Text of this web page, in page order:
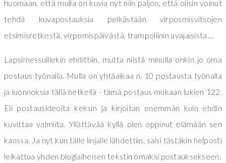
huomaan, että mulla on kuvia nyt niin paljon, että olisin voinut
tehdä kuvapostauksia pelkästään virposmisvitsojen
etsimisretkestä, virpomispäivästä, trampoliinin avajaisista....
Lapsimessuillekin ehdittiin, mutta niistä minulla onkin jo oma
postaus työnalla. Mulla on yhtäaikaa n. 10 postausta työnalla
ja luonnoksia tällä hetkellä - tämä postaus mukaan lukien 122.
Eli postausideoita keksin ja kirjoitan enemmän kuin ehdin
kuvittaa valmiita. Yllättävää kyllä olen oppinut elämään sen
kanssa. Ja nyt kun tälle linjalle lähdettiin, saisi tästäkin helposti
leikattua yhden blogiaiheisen tekstin omaksi postauksekseen.